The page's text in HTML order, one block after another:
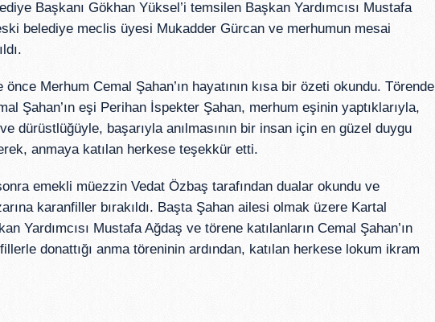
Başkanı Gökhan Yüksel’i temsilen Başkan Yardımcısı Mustafa
belediye meclis üyesi Mukadder Gürcan ve merhumun mesai
Merhum Cemal Şahan’ın hayatının kısa bir özeti okundu. Törende
Şahan’ın eşi Perihan İspekter Şahan, merhum eşinin yaptıklarıyla,
ve dürüstlüğüyle, başarıyla anılmasının bir insan için en güzel duygu
anmaya katılan herkese teşekkür etti.
emekli müezzin Vedat Özbaş tarafından dualar okundu ve
karanfiller bırakıldı. Başta Şahan ailesi olmak üzere Kartal
Yardımcısı Mustafa Ağdaş ve törene katılanların Cemal Şahan’ın
donattığı anma töreninin ardından, katılan herkese lokum ikram